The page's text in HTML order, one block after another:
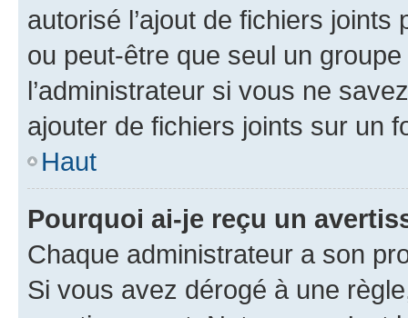
autorisé l’ajout de fichiers
ou peut-être que seul un
l’administrateur si vous ne
ajouter de fichiers joints sur un
Haut
Pourquoi ai-je reçu un
Chaque administrateur a son
Si vous avez dérogé à une